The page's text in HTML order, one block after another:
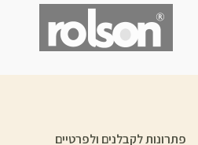
פתרונות לקבלנים ולפרטיים